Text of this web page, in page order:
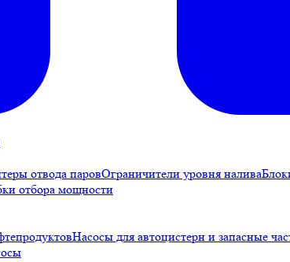
отвода паровОграничители уровня налива
отбора мощности
Насосы для автоцистерн и запасные